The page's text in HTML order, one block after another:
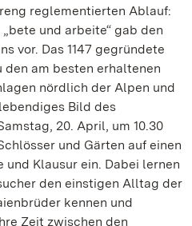
reglementierten Ablauf:
und arbeite“ gab den
vor. Das 1147 gegründete
am besten erhaltenen
nördlich der Alpen und
Bild des
20. April, um 10.30
und Gärten auf einen
und Klausur ein. Dabei lernen
den einstigen Alltag der
kennen und
Zeit zwischen den